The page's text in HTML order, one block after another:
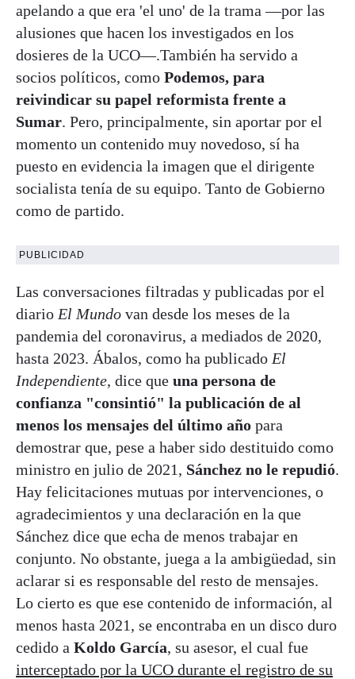
apelando a que era 'el uno' de la trama —por las
alusiones que hacen los investigados en los
dosieres de la UCO—.También ha servido a
socios políticos, como Podemos, para
reivindicar su papel reformista frente a
Sumar. Pero, principalmente, sin aportar por el
momento un contenido muy novedoso, sí ha
puesto en evidencia la imagen que el dirigente
socialista tenía de su equipo. Tanto de Gobierno
como de partido.
PUBLICIDAD
Las conversaciones filtradas y publicadas por el
diario El Mundo van desde los meses de la
pandemia del coronavirus, a mediados de 2020,
hasta 2023. Ábalos, como ha publicado El
Independiente, dice que una persona de
confianza "consintió" la publicación de al
menos los mensajes del último año para
demostrar que, pese a haber sido destituido como
ministro en julio de 2021, Sánchez no le repudió.
Hay felicitaciones mutuas por intervenciones, o
agradecimientos y una declaración en la que
Sánchez dice que echa de menos trabajar en
conjunto. No obstante, juega a la ambigüedad, sin
aclarar si es responsable del resto de mensajes.
Lo cierto es que ese contenido de información, al
menos hasta 2021, se encontraba en un disco duro
cedido a Koldo García, su asesor, el cual fue
interceptado por la UCO durante el registro de su